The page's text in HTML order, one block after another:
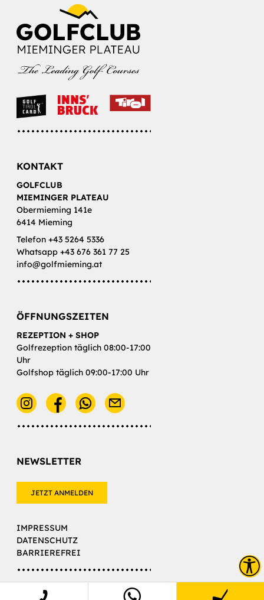
KONTAKT
GOLFCLUB
MIEMINGER PLATEAU
Obermieming 141e
6414 Mieming
Telefon +43 5264 5336
Whatsapp +43 676 361 77 25
info@golfmieming.at
ÖFFNUNGSZEITEN
REZEPTION + SHOP
Golfrezeption täglich 08:00-17:00
Uhr
Golfshop täglich 09:00-17:00 Uhr
E-Mail
NEWSLETTER
JETZT ANMELDEN
IMPRESSUM
DATENSCHUTZ
BARRIEREFREI